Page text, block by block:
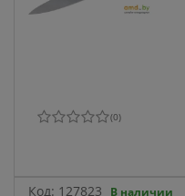
(0)
Код: 127823 В наличии